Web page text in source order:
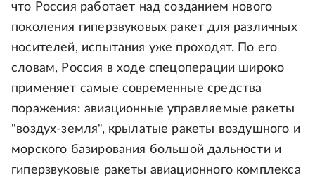
что Россия работает над созданием нового
поколения гиперзвуковых ракет для различных
носителей, испытания уже проходят. По его
словам, Россия в ходе спецоперации широко
применяет самые современные средства
поражения: авиационные управляемые ракеты
"воздух-земля", крылатые ракеты воздушного и
морского базирования большой дальности и
гиперзвуковые ракеты авиационного комплекса